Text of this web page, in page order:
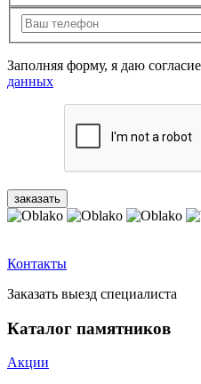
Заполняя форму, я даю
данных
Контакты
Заказать выезд специалиста
Каталог памятников
Акции